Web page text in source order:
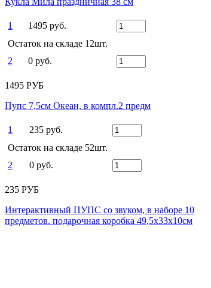
1
1495 руб.
Остаток на складе 12шт.
2
0 руб.
1495 РУБ
Пупс 7,5см Океан, в компл.2 предм
1
235 руб.
Остаток на складе 52шт.
2
0 руб.
235 РУБ
Интерактивный ПУПС со звуком, в наборе 10
предметов. подарочная коробка 49,5х33х10см